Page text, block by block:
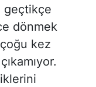
geçtikçe
dönmek
kez